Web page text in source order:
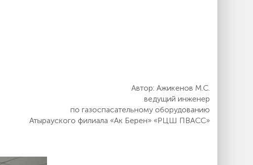
Автор: Ажикенов М.С.
ведущий инженер
по газоспасательному оборудованию
Атырауского филиала «Ак Берен» «РЦШ ПВАСС»